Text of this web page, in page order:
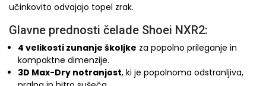
učinkovito odvajajo topel zrak.
Glavne prednosti čelade Shoei NXR2:
4 velikosti zunanje školjke za popolno prileganje in
kompaktne dimenzije.
3D Max-Dry notranjost, ki je popolnoma odstranljiva,